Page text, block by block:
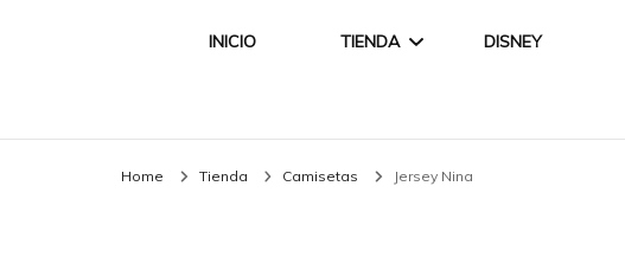
INICIO TIENDA DISNEY
Home Tienda Camisetas Jersey Nina